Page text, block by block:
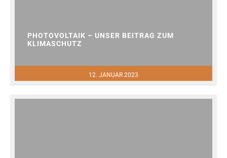
12. JANUAR 2023
PHOTOVOLTAIK – UNSER BEITRAG ZUM
KLIMASCHUTZ